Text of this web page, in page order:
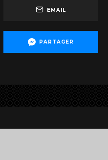
EMAIL
PARTAGER